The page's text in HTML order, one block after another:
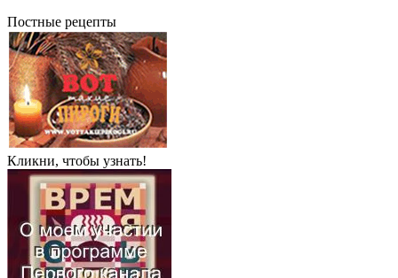
Постные рецепты
Кликни, чтобы узнать!